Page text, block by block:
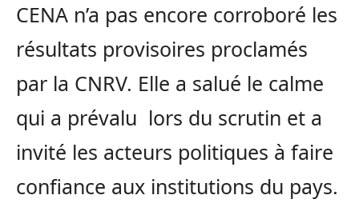
CENA n’a pas encore corroboré les
résultats provisoires proclamés
par la CNRV. Elle a salué le calme
qui a prévalu lors du scrutin et a
invité les acteurs politiques à faire
confiance aux institutions du pays.